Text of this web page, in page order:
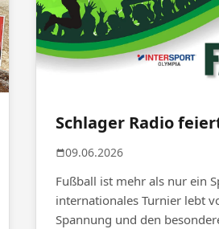
Schlager Radio
09.06.2026
Fußball ist mehr als nur ein
internationales Turnier lebt
Spannung und den